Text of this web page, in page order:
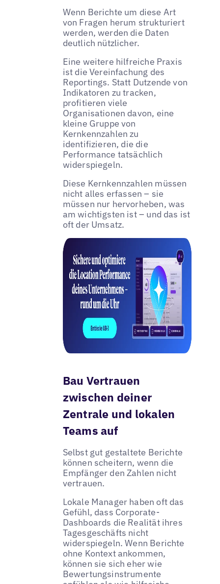
Wenn Berichte um diese Art
von Fragen herum strukturiert
werden, werden die Daten
deutlich nützlicher.
Eine weitere hilfreiche Praxis
ist die Vereinfachung des
Reportings. Statt Dutzende von
Indikatoren zu tracken,
profitieren viele
Organisationen davon, eine
kleine Gruppe von
Kernkennzahlen zu
identifizieren, die die
Performance tatsächlich
widerspiegeln.
Diese Kernkennzahlen müssen
nicht alles erfassen – sie
müssen nur hervorheben, was
am wichtigsten ist – und das ist
oft der Umsatz.
Bau Vertrauen
zwischen deiner
Zentrale und lokalen
Teams auf
Selbst gut gestaltete Berichte
können scheitern, wenn die
Empfänger den Zahlen nicht
vertrauen.
Lokale Manager haben oft das
Gefühl, dass Corporate-
Dashboards die Realität ihres
Tagesgeschäfts nicht
widerspiegeln. Wenn Berichte
ohne Kontext ankommen,
können sie sich eher wie
Bewertungsinstrumente